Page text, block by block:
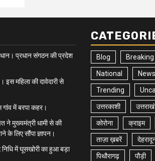
प्रधान संगठन की प्रदेश
महिला की दावेदारी से
में बरपा कहर।
ने मुख्यमंत्री धामी से की
लिए सौंपा ज्ञापन।
में घूसखोरी का हुआ बड़ा
Blog Breaking
National
Trending
उत्तरकाशी
कोरोना क्राइम
ताज़ा ख़बरें
पिथौरागढ़ पौड़ी